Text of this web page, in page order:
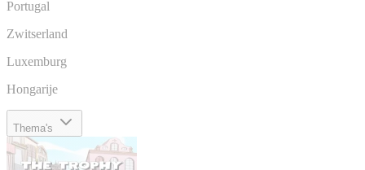
Portugal
Zwitserland
Luxemburg
Hongarije
Thema's